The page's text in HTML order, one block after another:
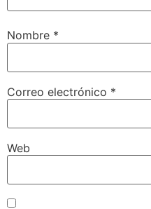
Nombre *
Correo electrónico *
Web